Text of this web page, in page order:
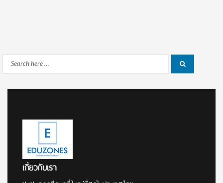
Search
เกี่ยวกับเรา